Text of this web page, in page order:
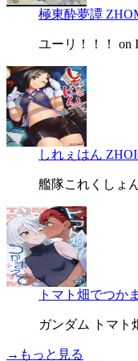
極東酔夢譚
ユーリ！！！ on
しれぇはん
艦隊これくしょ
トマト畑でつか
ガンダム トマト
→もっと見る